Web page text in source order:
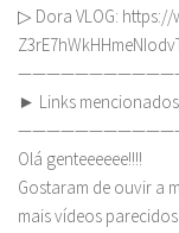
▷ Dora VLOG:
► Links
Olá genteeeeee!!!!
Gostaram de ouvir a
mais vídeos